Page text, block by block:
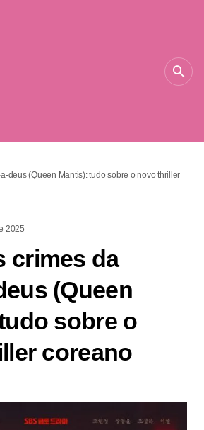
deus (Queen Mantis): tudo sobre o novo thriller
2025
crimes da
(Queen
sobre o
coreano